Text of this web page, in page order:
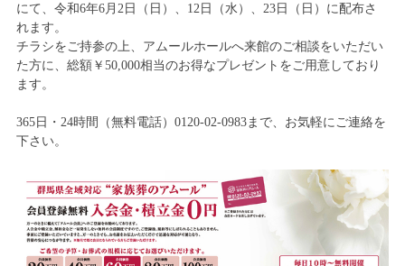
にて、令和6年6月2日（日）、12日（水）、23日（日）に配布さ
れます。
チラシをご持参の上、アムールホールへ来館のご相談をいただい
た方に、総額￥50,000相当のお得なプレゼントをご用意しており
ます。
365日・24時間（無料電話）0120-02-0983まで、お気軽にご連絡を
下さい。